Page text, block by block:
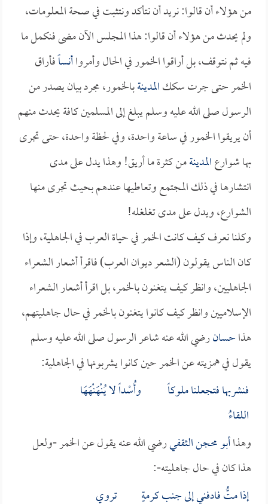
من هؤلاء أن قالوا: نريد أن نتأكد ونتثبت في صحة المعلومات،
ولم يحدث من هؤلاء أن قالوا: هذا المجلس الآن مضى فنكمل ما
فيه ثم نتوقف، بل أراقوا الخمور في الحال وأمرواأنساًفأراق
الخمر حتى جرت سككالمدينةبالخمور، مجرد بيان يصدر من
الرسول صلى الله عليه وسلم يبلغ إلى المسلمين كافة يحدث منهم
أن يريقوا الخمور في ساعة واحدة، وفي لحظة واحدة، حتى تجرى
بها شوارعالمدينةمن كثرة ما أريق! وهذا يدل على مدى
انتشارها في ذلك المجتمع وتعاطيها عندهم بحيث تجرى منها
الشوارع، ويدل على مدى تغلغله!
وكلنا نعرف كيف كانت الخمر في حياة العرب في الجاهلية، وإذا
كان الناس يقولون (الشعر ديوان العرب) فاقرأ أشعار الشعراء
الجاهليين، وانظر كيف يتغنون بالخمر، بل اقرأ أشعار الشعراء
الإسلاميين وانظر كيف كانوا يتغنون بالخمر في حال جاهليتهم،
هذاحسانرضي الله عنه شاعر الرسول صلى الله عليه وسلم
يقول في همزيته عن الخمر حين كانوا يشربونها في الجاهلية:
فنشربها فتجعلنا ملوكاً وأُسْداً لا يُنْهَنْهَهَا
اللقاءُ
وهذاأبو محجن الثقفيرضي الله عنه يقول عن الخمر -ولعل
هذا كان في حال جاهليته-:
إذا متُّ فادفني إلى جنب كرمةٍ تروي